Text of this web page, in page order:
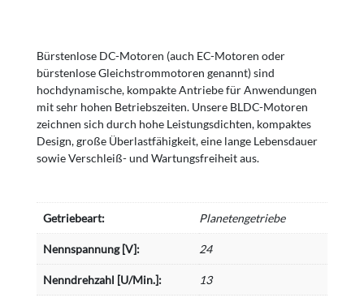
Bürstenlose DC-Motoren (auch EC-Motoren oder
bürstenlose Gleichstrommotoren genannt) sind
hochdynamische, kompakte Antriebe für Anwendungen
mit sehr hohen Betriebszeiten. Unsere BLDC-Motoren
zeichnen sich durch hohe Leistungsdichten, kompaktes
Design, große Überlastfähigkeit, eine lange Lebensdauer
sowie Verschleiß- und Wartungsfreiheit aus.
Getriebeart: Planetengetriebe
Nennspannung [V]: 24
Nenndrehzahl [U/Min.]: 13